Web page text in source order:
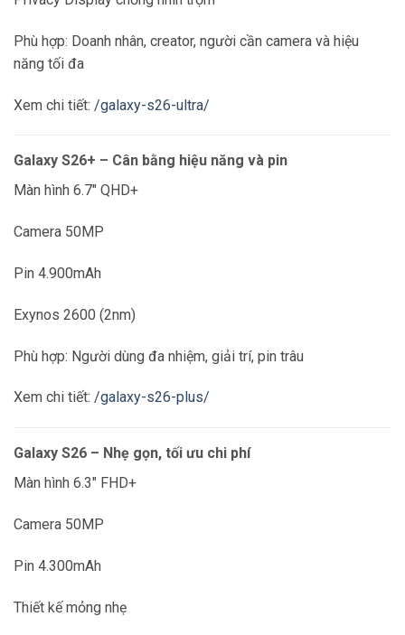
Phù hợp: Doanh nhân, creator, người cần camera và hiệu
năng tối đa
Xem chi tiết: /galaxy-s26-ultra/
Galaxy S26+ – Cân bằng hiệu năng và pin
Màn hình 6.7″ QHD+
Camera 50MP
Pin 4.900mAh
Exynos 2600 (2nm)
Phù hợp: Người dùng đa nhiệm, giải trí, pin trâu
Xem chi tiết: /galaxy-s26-plus/
Galaxy S26 – Nhẹ gọn, tối ưu chi phí
Màn hình 6.3″ FHD+
Camera 50MP
Pin 4.300mAh
Thiết kế mỏng nhẹ